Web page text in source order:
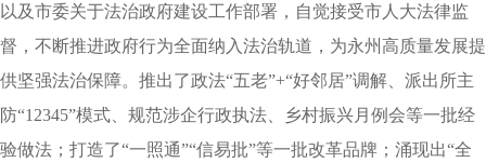
以及市委关于法治政府建设工作部署，自觉接受市人大法律监
督，不断推进政府行为全面纳入法治轨道，为永州高质量发展提
供坚强法治保障。推出了政法“五老”+“好邻居”调解、派出所主
防“12345”模式、规范涉企行政执法、乡村振兴月例会等一批经
验做法；打造了“一照通”“信易批”等一批改革品牌；涌现出“全